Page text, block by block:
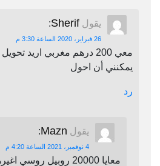
يقول Sherif
:
26 فبراير، 2020 الساعة 3:30 م
معي 200 درهم مغربي اريد
يمكنني أن احول
رد
يقول Mazn
:
4 نوفمبر، 2021 الساعة 4:20 م
معايا 20000 روبيل